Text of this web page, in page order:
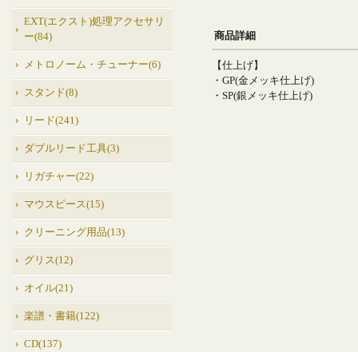
EXT(エクスト)処理アクセサリ
ー(84)
メトロノーム・チューナー(6)
スタンド(8)
リード(241)
ダブルリード工具(3)
リガチャー(22)
マウスピース(15)
クリーニング用品(13)
グリス(12)
オイル(21)
楽譜・書籍(122)
CD(137)
商品詳細
【仕上げ】
・GP(金メッキ仕上げ)
・SP(銀メッキ仕上げ)